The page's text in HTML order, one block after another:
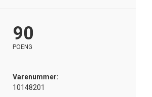
90
POENG
Varenummer:
10148201